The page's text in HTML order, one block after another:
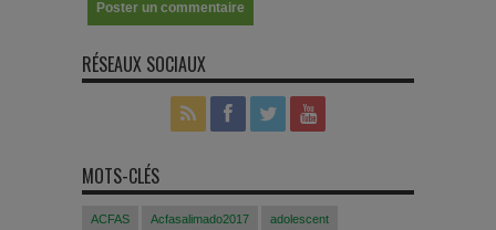
RÉSEAUX SOCIAUX
MOTS-CLÉS
ACFAS Acfasalimado2017 adolescent